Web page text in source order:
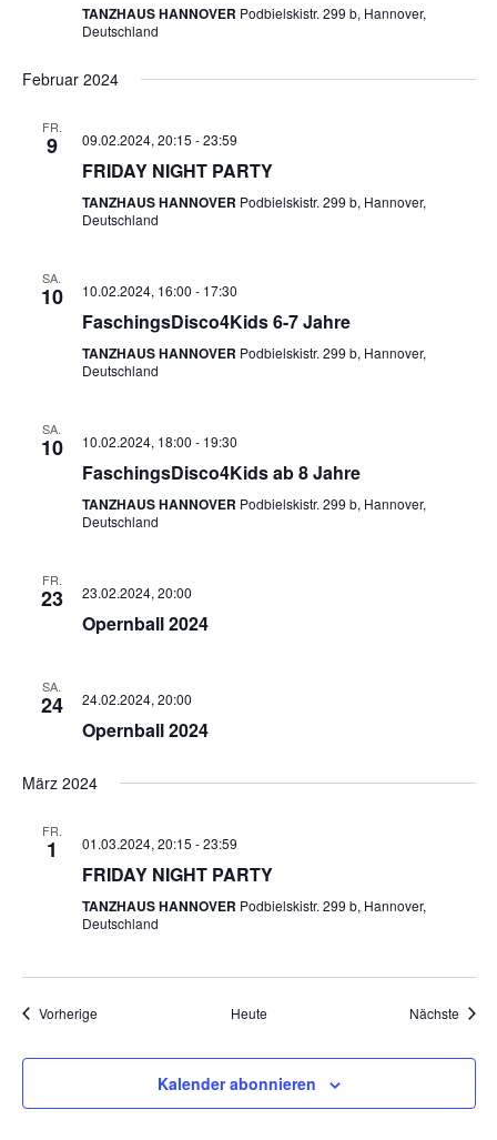
TANZHAUS HANNOVER Podbielskistr. 299 b, Hannover,
Deutschland
Februar 2024
FR.
9 09.02.2024, 20:15 -23:59
FRIDAY NIGHT PARTY
TANZHAUS HANNOVER Podbielskistr. 299 b, Hannover,
Deutschland
SA.
10 10.02.2024, 16:00 - 17:30
FaschingsDisco4Kids 6-7 Jahre
TANZHAUS HANNOVER Podbielskistr. 299 b, Hannover,
Deutschland
SA.
10 10.02.2024, 18:00 - 19:30
FaschingsDisco4Kids ab 8 Jahre
TANZHAUS HANNOVER Podbielskistr. 299 b, Hannover,
Deutschland
FR.
23 23.02.2024, 20:00
Opernball 2024
SA.
24 24.02.2024, 20:00
Opernball 2024
März 2024
FR.
1 01.03.2024, 20:15 -23:59
FRIDAY NIGHT PARTY
TANZHAUS HANNOVER Podbielskistr. 299 b, Hannover,
Deutschland
VorherigeVeranstaltungen Heute Nächste
Kalender abonnieren